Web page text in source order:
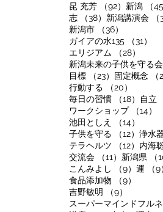
昆 充芳
（92） 92件の記
新潟
（
志
（38） 38件の記事
新潟講演会
新潟市
（36）
ガイアの水135
（31）
エリジアム
（28）
新潟未来の子供を守る会
目標
（23） 23件の記事
固定概念
行動する
（20）
毎日の習慣
（18） 18件
自立
ワークショップ
（14）
池田としえ
（14）
子供を守る
（12） 12件
浄水
テラヘルツ
（12） 12件
内海
交流会
（11） 11件の記事
新潟県
（
こんみよし
（9） 9件の
運
（
食品添加物
（9）
吉野敏明
（9）
スーパーマインドフル